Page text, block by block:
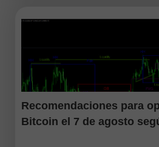
Recomendaciones para
Bitcoin el 7 de agosto